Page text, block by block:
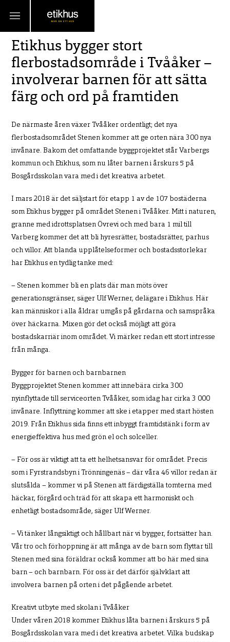
Etikhus bygger stort
flerbostadsområde i Tvååker –
involverar barnen för att sätta
färg och ord på framtiden
De närmaste åren växer Tvååker ordentligt; det nya
flerbostadsområdet Stenen kommer att ge orten nära 300 nya
invånare. Bakom det omfattande byggprojektet står Varbergs
kommun och Etikhus, som nu låter barnen i årskurs 5 på
Bosgårdsskolan vara med i det kreativa arbetet.
I mars 2018 är det säljstart för etapp 1 av de 107 bostäderna
som Etikhus bygger på området Stenen i Tvååker. Mitt i naturen,
granne med idrottsplatsen Övrevi och med bara 1 mil till
Varberg kommer det att bli hyresrätter, bostadsrätter, parhus
och villor. Att blanda upplåtelseformer och bostadsstorlekar
har Etikhus en tydlig tanke med:
– Stenen kommer bli en plats där man möts över
generationsgränser, säger Ulf Werner, delägare i Etikhus. Här
kan människor i alla åldrar umgås på gårdarna och samspråka
över häckarna. Mixen gör det också möjligt att göra
bostadskarriär inom området. Vi märker redan ett stort intresse
från många.
Bygger för barnen och barnbarnen
Byggprojektet Stenen kommer att innebära cirka 300
nyinflyttade till serviceorten Tvååker, som idag har cirka 3 000
invånare. Inflyttning kommer att ske i etapper med start hösten
2019. Från Etikhus sida finns ett inbyggt framtidstänk i form av
energieffektiva hus med grön el och solceller.
– För oss är viktigt att ta ett helhetsansvar för området. Precis
som i Fyrstrandsbyn i Trönningenäs – därvåra 46 villor redan är
slutsålda – kommer vi på Stenen att färdigställa tomterna med
häckar, förgård och träd för att skapa ett harmoniskt och
enhetligt bostadsområde, säger Ulf Werner.
– Vi tänker långsiktigt och hållbart när vi bygger, fortsätter han.
Vår tro och förhoppning är att många av de barn som flyttar till
Stenen med sina föräldrar också kommer att bo här med sina
barn – och barnbarn. För oss är det därför självklart att
involvera barnen på orten i det pågående arbetet.
Kreativt utbyte med skolan i Tvååker
Under våren 2018 kommer Etikhus låta barnen i årskurs 5 på
Bosgårdsskolan vara med i det kreativa arbetet. Vilka budskap